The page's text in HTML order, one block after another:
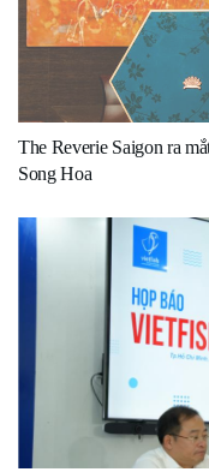
The Reverie Saigon ra
Song Hoa